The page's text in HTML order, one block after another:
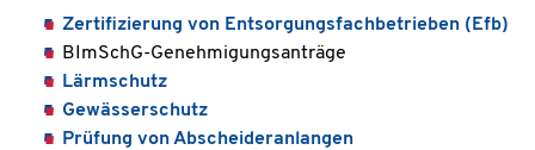
Zertifizierung von Entsorgungsfachbetrieben (Efb)
BImSchG-Genehmigungsanträge
Lärmschutz
Gewässerschutz
Prüfung von Abscheideranlangen